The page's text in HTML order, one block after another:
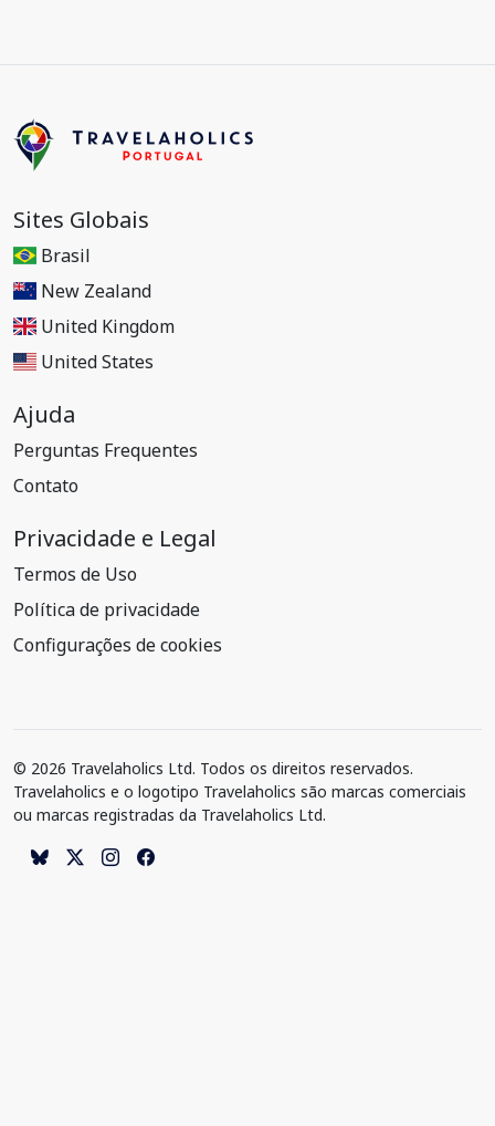
Sites Globais
Brasil
New Zealand
United Kingdom
United States
Ajuda
Perguntas Frequentes
Contato
Privacidade e Legal
Termos de Uso
Política de privacidade
Configurações de cookies
© 2026 Travelaholics Ltd. Todos os direitos reservados.
Travelaholics e o logotipo Travelaholics são marcas comerciais
ou marcas registradas da Travelaholics Ltd.